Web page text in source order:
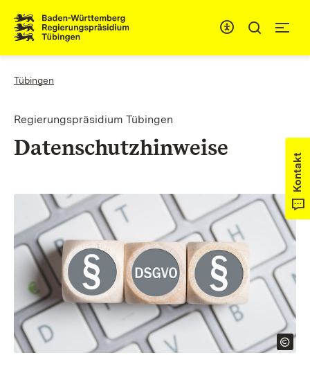
You are here:
Tübingen
Regierungspräsidium Tübingen
Datenschutzhinweise
Kontakt